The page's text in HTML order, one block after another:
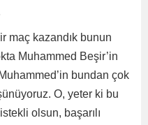
maç kazandık bunun
Muhammed Beşir’in
bundan çok
O, yeter ki bu
olsun, başarılı